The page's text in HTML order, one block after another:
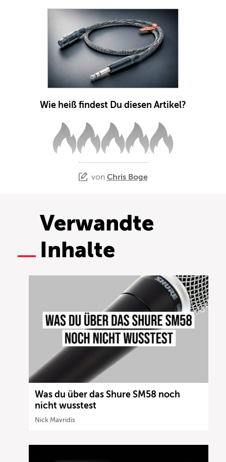
Wie heiß findest Du diesen Artikel?
von Chris Boge
Verwandte
Inhalte
Was du über das Shure SM58 noch
nicht wusstest
Nick Mavridis